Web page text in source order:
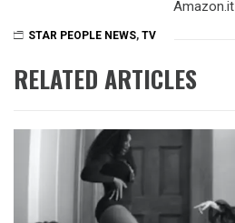
Amazon.it
STAR PEOPLE NEWS, TV
RELATED ARTICLES